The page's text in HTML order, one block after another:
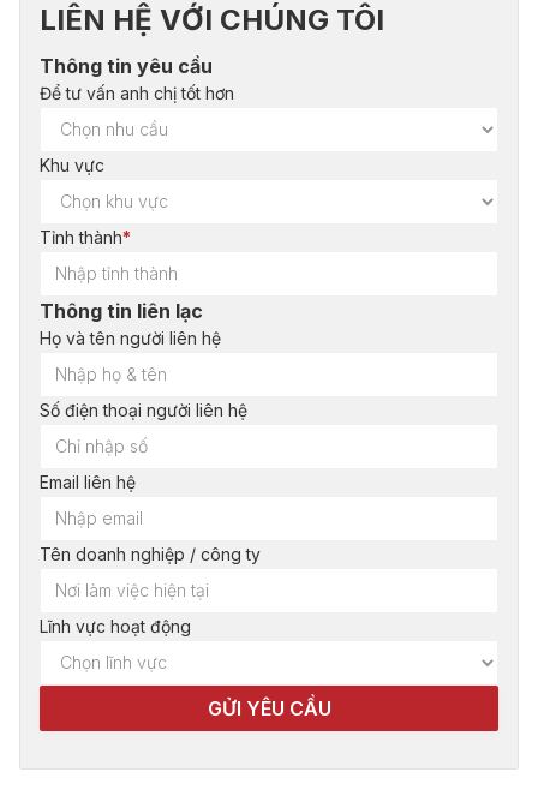
LIÊN HỆ VỚI CHÚNG TÔI
Thông tin yêu cầu
Để tư vấn anh chị tốt hơn
Khu vực
Tỉnh thành*
Thông tin liên lạc
Họ và tên người liên hệ
Số điện thoại người liên hệ
Email liên hệ
Tên doanh nghiệp / công ty
Lĩnh vực hoạt động